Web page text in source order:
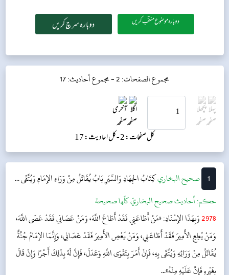
دوبارہ موضوع منتخب کریں
مجموع الصفحات: 2 - مجموع أحاديث: 17
کل صفحات: 2 - کل احادیث: 17
1 ‌‌صحيح البخاريكِتَابُ الجِهَادِ وَالسِّيَرِ بَابُ يُقَاتَلُ مِنْ وَرَاءِ الإِمَامِ وَيُتَّقَى ...
حکم:أحاديث صحيح البخاريّ كلّها صحيحة
2978وَبِهَذَا الإِسْنَادِ: «مَنْ أَطَاعَنِي فَقَدْ أَطَاعَ اللَّهَ، وَمَنْ عَصَانِي فَقَدْ عَصَى اللَّهَ،
وَمَنْ يُطِعِ الأَمِيرَ فَقَدْ أَطَاعَنِي، وَمَنْ يَعْصِ الأَمِيرَ فَقَدْ عَصَانِي، وَإِنَّمَا الإِمَامُ جُنَّةٌ
يُقَاتَلُ مِنْ وَرَائِهِ وَيُتَّقَى بِهِ، فَإِنْ أَمَرَ بِتَقْوَى اللَّهِ وَعَدَلَ، فَإِنَّ لَهُ بِذَلِكَ أَجْرًا وَإِنْ قَالَ
بِغَيْرِهِ فَإِنَّ عَلَيْهِ مِنْهُ»...